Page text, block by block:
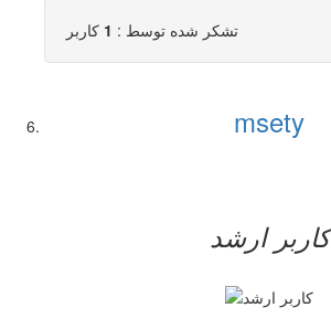
تشکر شده توسط : 1 کاربر
msety
کاربر ارشد